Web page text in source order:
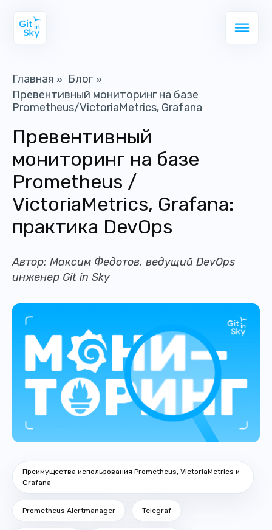
Главная » Блог »
Превентивный мониторинг на базе
Prometheus/VictoriaMetrics, Grafana
Превентивный
мониторинг на базе
Prometheus /
VictoriaMetrics, Grafana:
практика DevOps
Автор: Максим Федотов, ведущий DevOps
инженер Git in Sky
Преимущества использования Prometheus, VictoriaMetrics и
Grafana
Prometheus Alertmanager Telegraf